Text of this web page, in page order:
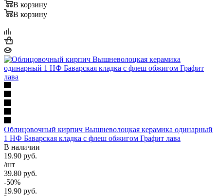
В корзину
В корзину
Облицовочный кирпич Вышневолоцкая керамика одинарный
1 НФ Баварская кладка с флеш обжигом Графит лава
В наличии
19.90 руб.
/шт
39.80 руб.
-50%
19.90 руб.